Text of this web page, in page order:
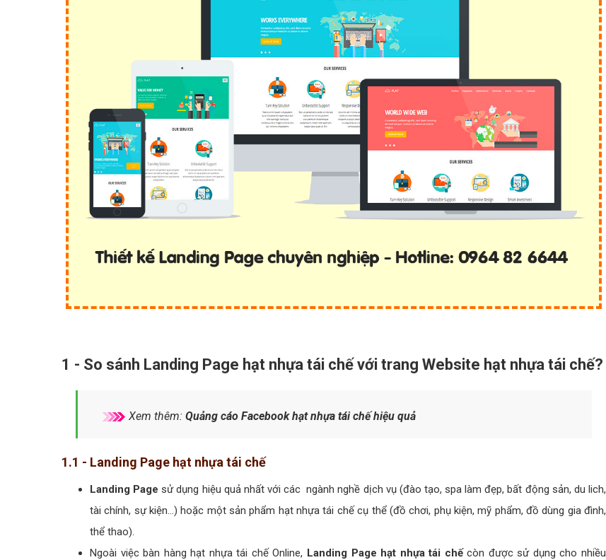
1 - So sánh Landing Page hạt nhựa tái chế với trang Website hạt nhựa tái chế?
Xem thêm: Quảng cáo Facebook hạt nhựa tái chế hiệu quả
1.1 - Landing Page hạt nhựa tái chế
Landing Pagesử dụng hiệu quả nhất với các ngành nghề dịch vụ (đào tạo, spa làm đẹp, bất động sản, du lich,
tài chính, sự kiện...) hoặc một sản phẩm hạt nhựa tái chế cụ thể (đồ chơi, phụ kiện, mỹ phẩm, đồ dùng gia đình,
thể thao).
Ngoài việc bàn hàng hạt nhựa tái chế Online, Landing Page hạt nhựa tái chếcòn được sử dụng cho nhiều